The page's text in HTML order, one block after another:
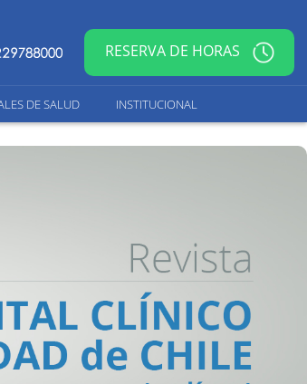
RESERVA DE HORAS
DE SALUD INSTITUCIONAL